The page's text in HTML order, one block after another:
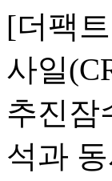
[더팩
사일
추진잠
석과